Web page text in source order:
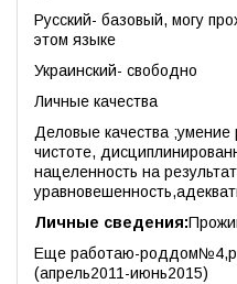
Русский- базовый, могу
этом языке
Украинский- свободно
Личные качества
Деловые качества ;умение
чистоте,
нацеленность на
Личные сведения:
Еще работаю-
(апрель2011-июнь2015)